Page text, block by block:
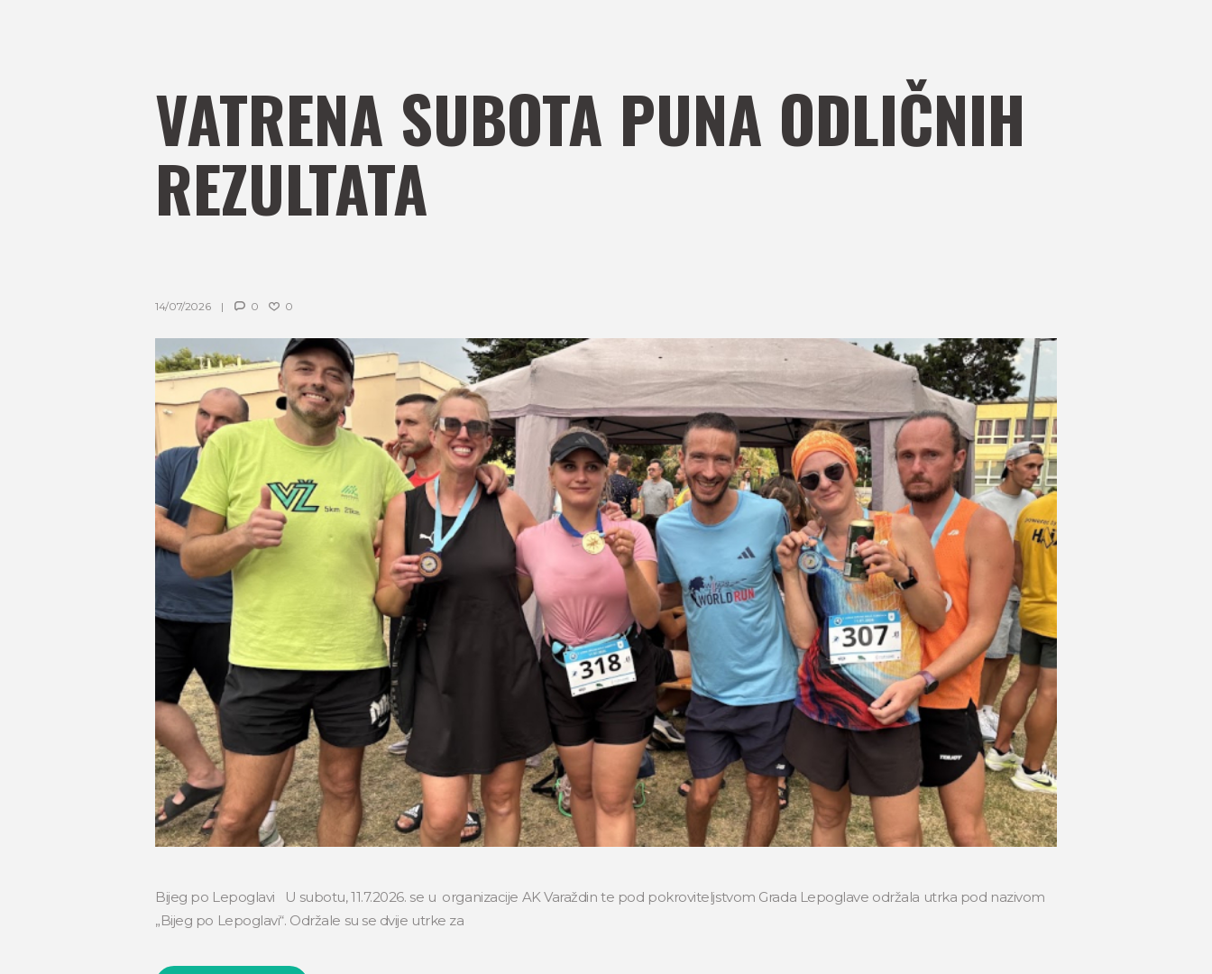
VATRENA SUBOTA PUNA ODLIČNIH
REZULTATA
14/07/2026 0 0
Bijeg po Lepoglavi U subotu, 11.7.2026. se u organizacije AK Varaždin te pod pokroviteljstvom Grada Lepoglave održala utrka pod nazivom
„Bijeg po Lepoglavi“. Održale su se dvije utrke za